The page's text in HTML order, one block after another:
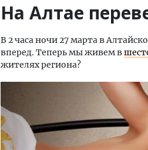
На Алтае
В 2 часа ночи 27 марта в
вперед. Теперь мы живем в
жителях региона?